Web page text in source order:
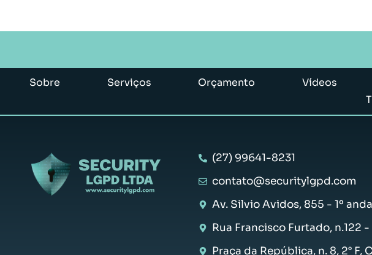
Sobre Serviços Orçamento Vídeos
(27) 99641-8231
contato@securitylgpd.com
Av. Silvio Avidos, 855 - 1º
Rua Francisco Furtado, n.122
Praça da República, n. 8, 2°